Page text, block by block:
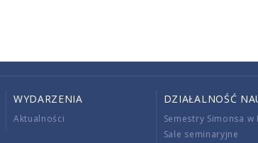
WYDARZENIA
Aktualności
DZIAŁALNOŚĆ
Semestry Simonsa w
Sale seminaryjne